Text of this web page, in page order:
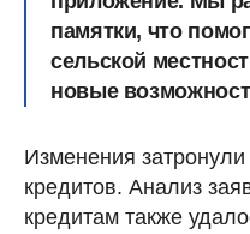
памятки, что
сельской
новые
Изменения
кредитов. Анализ
кредитам также